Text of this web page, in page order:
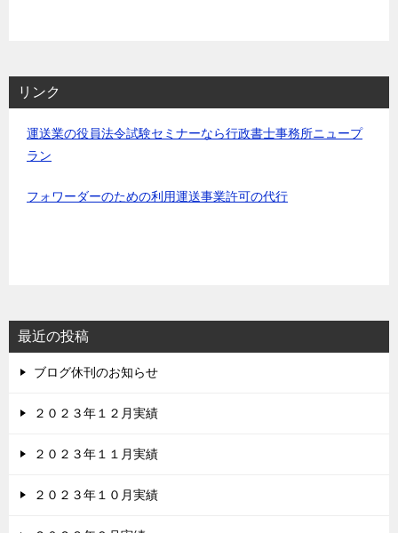
リンク
運送業の役員法令試験セミナーなら行政書士事務所ニュープ
ラン
フォワーダーのための利用運送事業許可の代行
最近の投稿
ブログ休刊のお知らせ
２０２３年１２月実績
２０２３年１１月実績
２０２３年１０月実績